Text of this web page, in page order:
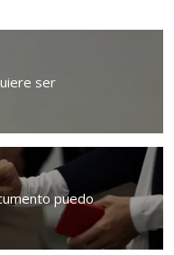
ser
puedo